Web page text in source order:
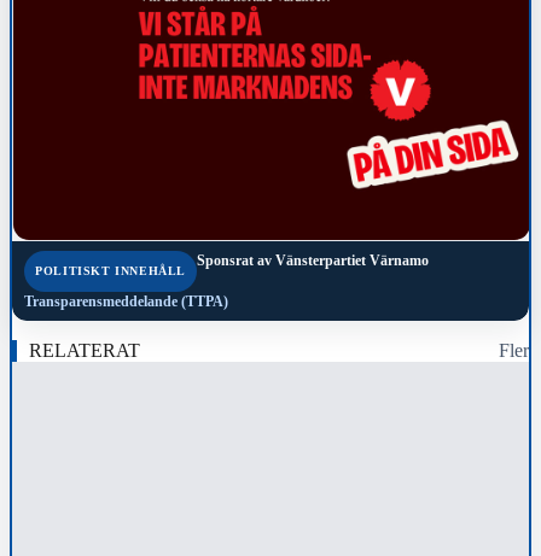
POLITISKT INNEHÅLL
Sponsrat av Vänsterpartiet Värnamo
Transparensmeddelande (TTPA)
RELATERAT Fler